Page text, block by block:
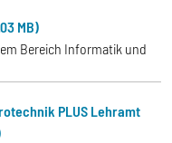
MB)
Bereich Informatik und
PLUS Lehramt